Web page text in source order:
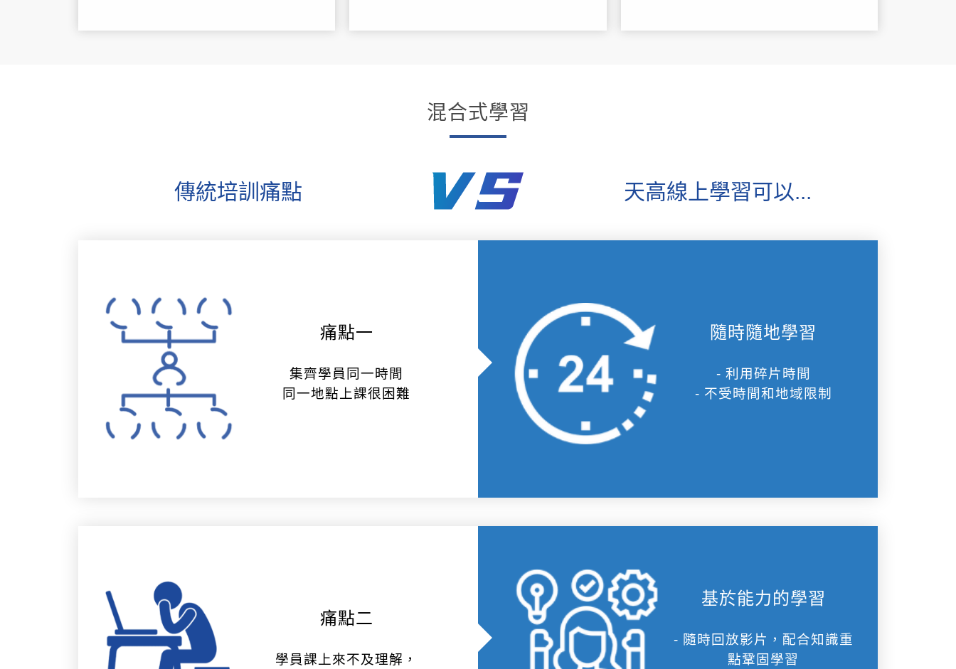
混合式學習
傳統培訓痛點 天高線上學習可以...
痛點一
集齊學員同一時間
同一地點上課很困難
隨時隨地學習
- 利用碎片時間
- 不受時間和地域限制
痛點二
學員課上來不及理解，
基於能力的學習
- 隨時回放影片，配合知識重
點鞏固學習